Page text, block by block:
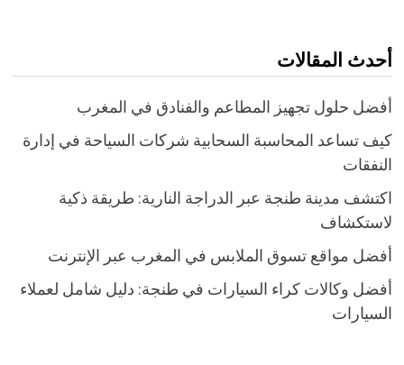
أحدث المقالات
أفضل حلول تجهيز المطاعم والفنادق في المغرب
كيف تساعد المحاسبة السحابية شركات السياحة في إدارة
النفقات
اكتشف مدينة طنجة عبر الدراجة النارية: طريقة ذكية
لاستكشاف
أفضل مواقع تسوق الملابس في المغرب عبر الإنترنت
أفضل وكالات كراء السيارات في طنجة: دليل شامل لعملاء
السيارات